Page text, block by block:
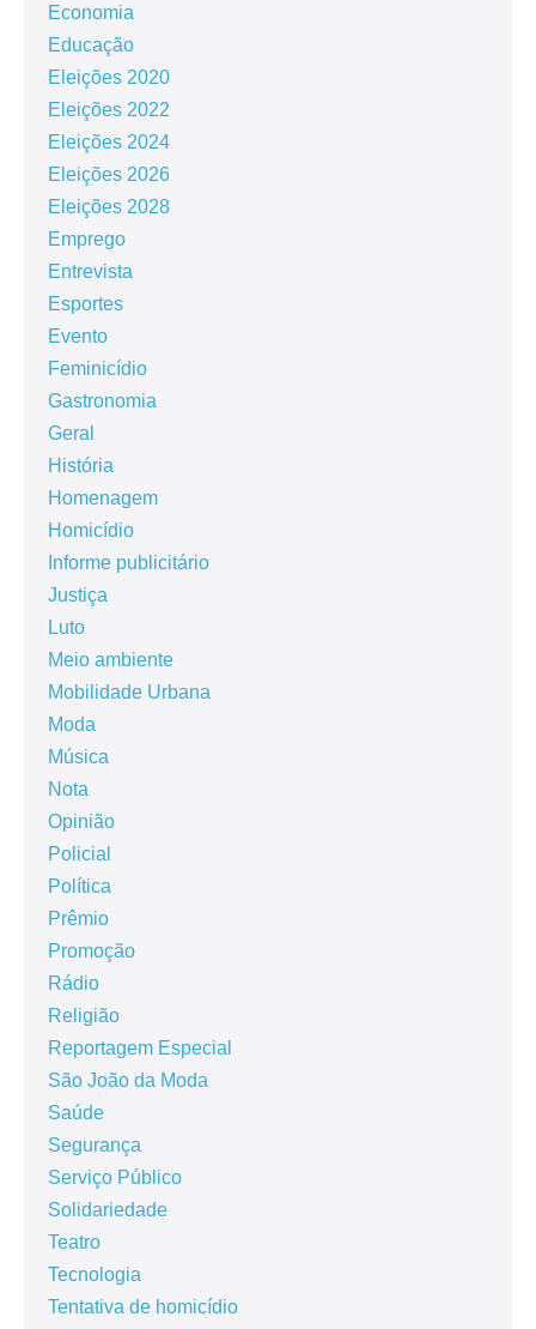
Economia
Educação
Eleições 2020
Eleições 2022
Eleições 2024
Eleições 2026
Eleições 2028
Emprego
Entrevista
Esportes
Evento
Feminicídio
Gastronomia
Geral
História
Homenagem
Homicídio
Informe publicitário
Justiça
Luto
Meio ambiente
Mobilidade Urbana
Moda
Música
Nota
Opinião
Policial
Política
Prêmio
Promoção
Rádio
Religião
Reportagem Especial
São João da Moda
Saúde
Segurança
Serviço Público
Solidariedade
Teatro
Tecnologia
Tentativa de homicídio